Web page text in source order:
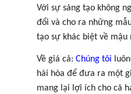
Với sự sáng tạo không
đổi và cho ra những
tạo sự khác biệt về
Về giá cả: Chúng tôi
hài hòa để đưa ra một
mang lại lợi ích cho cả